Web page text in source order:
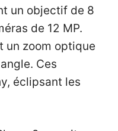
un objectif de 8
de 12 MP.
un zoom optique
Ces
éclipsant les